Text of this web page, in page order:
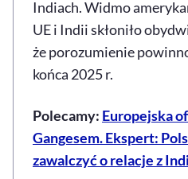
Indiach. Widmo
UE i Indii skłoniło
że porozumienie
końca 2025 r.
Polecamy: Europejska
Gangesem. Ekspert:
zawalczyć o relacje z